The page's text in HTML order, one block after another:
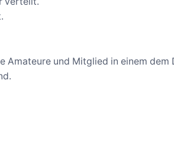
Amateure und Mitglied in einem